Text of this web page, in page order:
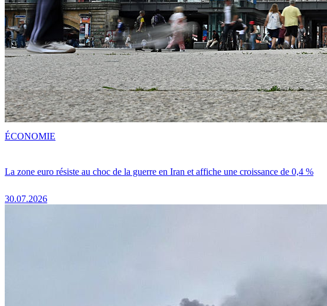
La zone euro résiste au choc de la guerre en Iran et affiche une croissance de 0,4 %
30.07.2026
ÉCONOMIE